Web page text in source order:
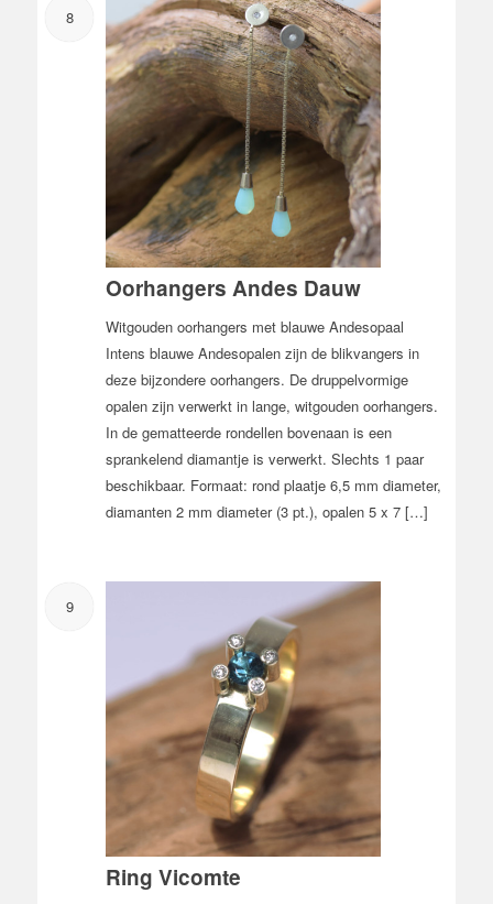
8
Oorhangers Andes Dauw
Witgouden oorhangers met blauwe Andesopaal
Intens blauwe Andesopalen zijn de blikvangers in
deze bijzondere oorhangers. De druppelvormige
opalen zijn verwerkt in lange, witgouden oorhangers.
In de gematteerde rondellen bovenaan is een
sprankelend diamantje is verwerkt. Slechts 1 paar
beschikbaar. Formaat: rond plaatje 6,5 mm diameter,
diamanten 2 mm diameter (3 pt.), opalen 5 x 7 […]
9
Ring Vicomte